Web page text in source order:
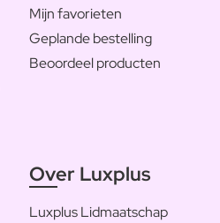
Mijn favorieten
Geplande bestelling
Beoordeel producten
Over Luxplus
Luxplus Lidmaatschap